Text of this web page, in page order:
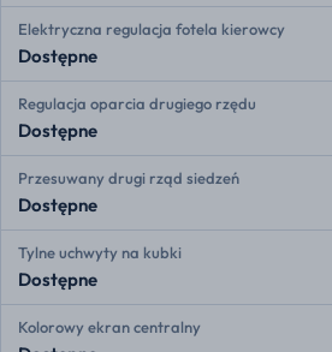
Elektryczna regulacja fotela kierowcy
Dostępne
Regulacja oparcia drugiego rzędu
Dostępne
Przesuwany drugi rząd siedzeń
Dostępne
Tylne uchwyty na kubki
Dostępne
Kolorowy ekran centralny